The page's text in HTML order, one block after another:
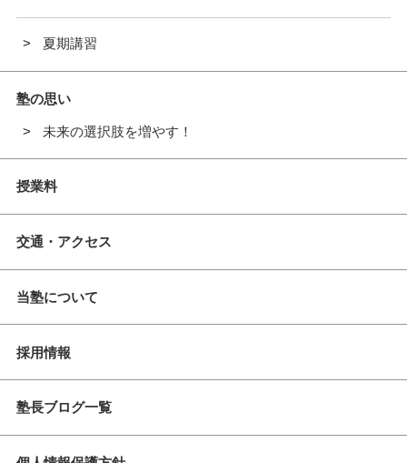
夏期講習
塾の思い
未来の選択肢を増やす！
授業料
交通・アクセス
当塾について
採用情報
塾長ブログ一覧